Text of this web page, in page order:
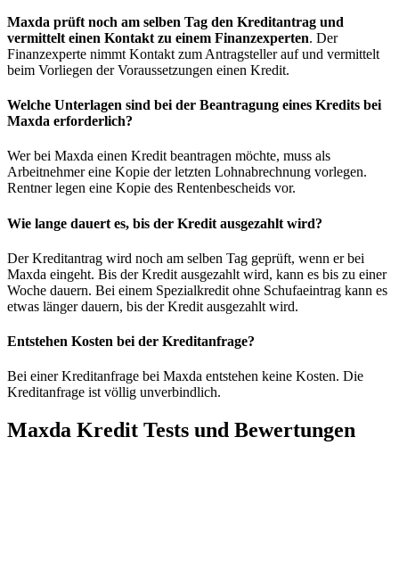
Maxda prüft noch am selben Tag den Kreditantrag und
vermittelt einen Kontakt zu einem Finanzexperten. Der
Finanzexperte nimmt Kontakt zum Antragsteller auf und vermittelt
beim Vorliegen der Voraussetzungen einen Kredit.
Welche Unterlagen sind bei der Beantragung eines Kredits bei
Maxda erforderlich?
Wer bei Maxda einen Kredit beantragen möchte, muss als
Arbeitnehmer eine Kopie der letzten Lohnabrechnung vorlegen.
Rentner legen eine Kopie des Rentenbescheids vor.
Wie lange dauert es, bis der Kredit ausgezahlt wird?
Der Kreditantrag wird noch am selben Tag geprüft, wenn er bei
Maxda eingeht. Bis der Kredit ausgezahlt wird, kann es bis zu einer
Woche dauern. Bei einem Spezialkredit ohne Schufaeintrag kann es
etwas länger dauern, bis der Kredit ausgezahlt wird.
Entstehen Kosten bei der Kreditanfrage?
Bei einer Kreditanfrage bei Maxda entstehen keine Kosten. Die
Kreditanfrage ist völlig unverbindlich.
Maxda Kredit Tests und Bewertungen